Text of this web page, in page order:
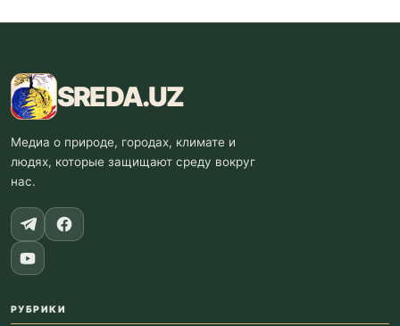
SREDA.UZ
Медиа о природе, городах, климате и
людях, которые защищают среду вокруг
нас.
РУБРИКИ